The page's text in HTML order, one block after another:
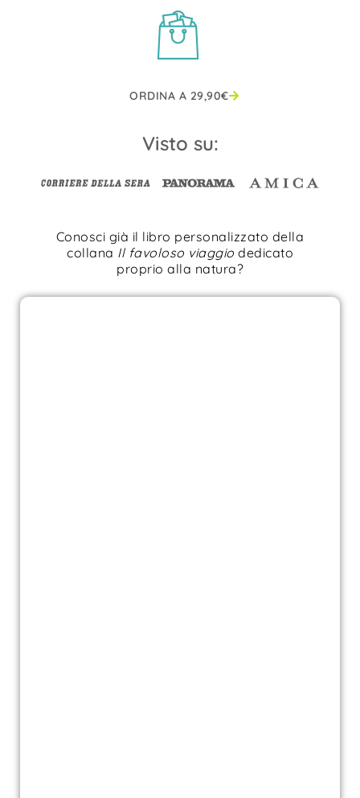
ORDINA A 29,90€
Visto su:
Conosci già il libro personalizzato della
collana Il favoloso viaggio dedicato
proprio alla natura?